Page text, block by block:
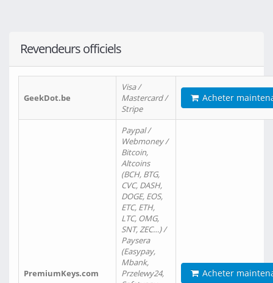
Revendeurs officiels
GeekDot.be
Visa /
Mastercard /
Stripe
Acheter
PremiumKeys.com
Paypal /
Webmoney /
Bitcoin,
Altcoins
(BCH, BTG,
CVC, DASH,
DOGE, EOS,
ETC, ETH,
LTC, OMG,
SNT, ZEC…) /
Paysera
(Easypay,
Mbank,
Przelewy24,
Acheter